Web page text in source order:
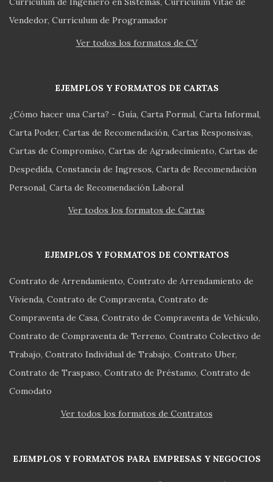
Vendedor Currículum de Programador
Ver todos los formatos de CV
EJEMPLOS Y FORMATOS DE CARTAS
¿Cómo hacer una Carta? - Guía Carta Formal Carta Informal
Carta Poder Cartas de Recomendación Cartas Responsivas
Cartas de Compromiso Cartas de Agradecimiento Cartas de
Despedida Constancia de Ingresos Carta de Recomendación
Personal Carta de Recomendación Laboral
Ver todos los formatos de Cartas
EJEMPLOS Y FORMATOS DE CONTRATOS
Contrato de Arrendamiento Contrato de Arrendamiento de
Vivienda Contrato de Compraventa Contrato de
Compraventa de Casa Contrato de Compraventa de Vehículo
Contrato de Compraventa de Terreno Contrato Colectivo de
Trabajo Contrato Individual de Trabajo Contrato Uber
Contrato de Traspaso Contrato de Préstamo Contrato de
Comodato
Ver todos los formatos de Contratos
EJEMPLOS Y FORMATOS PARA EMPRESAS Y NEGOCIOS